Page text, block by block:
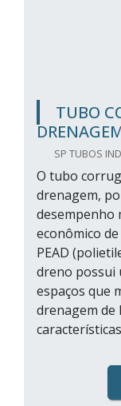
TUBO
SP TUBOS
O tubo
drenagem,
desempenho
econômico
PEAD
dreno possui
espaços que
drenagem de